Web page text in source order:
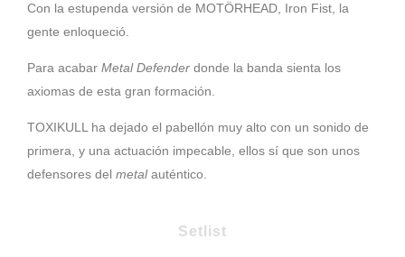
Con la estupenda versión de MOTÖRHEAD, Iron Fist, la
gente enloqueció.
Para acabar Metal Defender donde la banda sienta los
axiomas de esta gran formación.
TOXIKULL ha dejado el pabellón muy alto con un sonido de
primera, y una actuación impecable, ellos sí que son unos
defensores del metalauténtico.
Setlist